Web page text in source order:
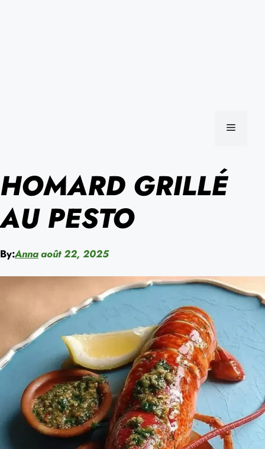
MENU
HOMARD GRILLÉ
AU PESTO
By:Annaaoût 22, 2025